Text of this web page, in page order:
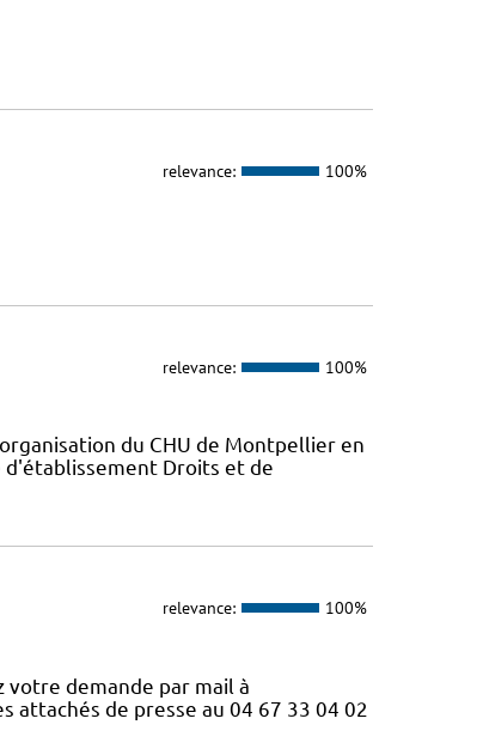
relevance: 100%
relevance: 100%
du CHU de Montpellier en
d'établissement Droits et de
relevance: 100%
votre demande par mail à
attachés de presse au 04 67 33 04 02